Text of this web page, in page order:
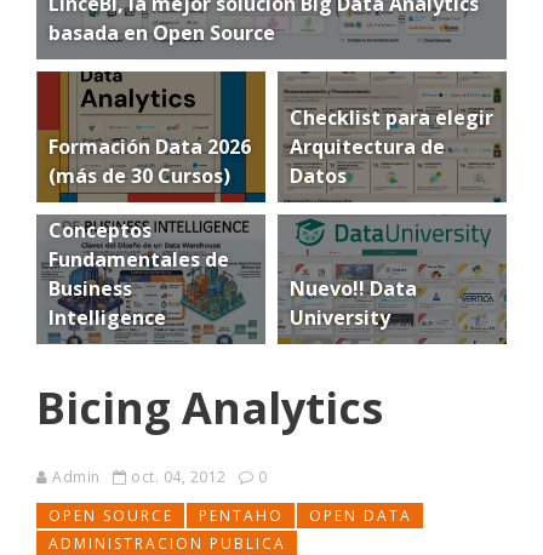
basada en Open Source
Formación Data 2026
(más de 30 Cursos)
Checklist para elegir
Arquitectura de
Datos
Conceptos
Fundamentales de
Business
Intelligence
Nuevo!! Data
University
Bicing Analytics
Admin oct. 04, 2012
0
OPEN SOURCE
PENTAHO
OPEN DATA
ADMINISTRACION PUBLICA